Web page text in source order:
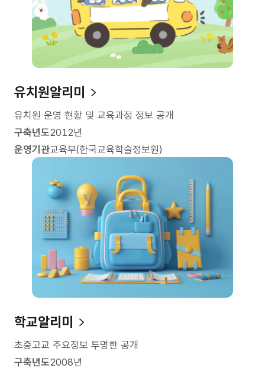
유치원알리미
유치원 운영 현황 및 교육과정 정보 공개
구축년도2012년
운영기관교육부(한국교육학술정보원)
학교알리미
초중고교 주요정보 투명한 공개
구축년도2008년